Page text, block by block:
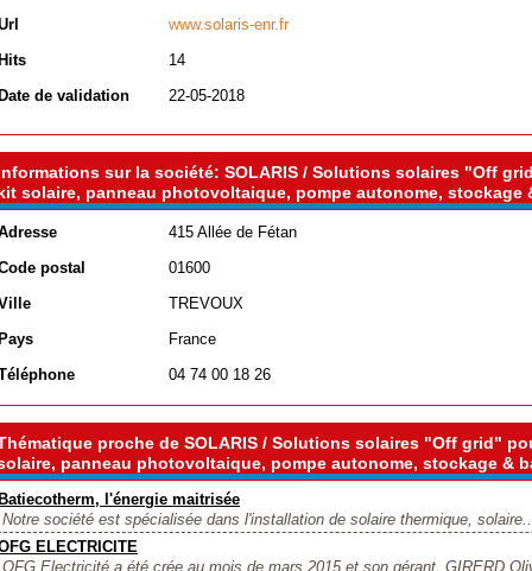
www.solaris-enr.fr
14
de validation
22-05-2018
sur la société: SOLARIS / Solutions solaires "Off
solaire, panneau photovoltaique, pompe autonome, stockage
415 Allée de Fétan
postal
01600
TREVOUX
France
04 74 00 18 26
proche de SOLARIS / Solutions solaires "Off grid"
panneau photovoltaique, pompe autonome, stockage &
l'énergie maitrisée
Notre société est spécialisée dans l'installation de solaire thermique,
ELECTRICITE
OFG Electricité a été crée au mois de mars 2015 et son gérant, GIRERD